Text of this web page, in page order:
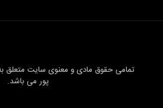
تمامی حقوق مادی و معنوی سایت متعلق
پور می باشد.